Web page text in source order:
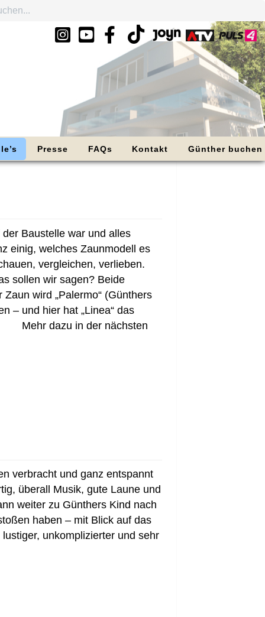
Presse FAQs Kontakt Günther buchen
Baustelle war und alles
einig, welches Zaunmodell es
vergleichen, verlieben.
sollen wir sagen? Beide
Zaun wird „Palermo“ (Günthers
– und hier hat „Linea“ das
dazu in der nächsten
verbracht und ganz entspannt
überall Musik, gute Laune und
weiter zu Günthers Kind nach
haben – mit Blick auf das
unkomplizierter und sehr